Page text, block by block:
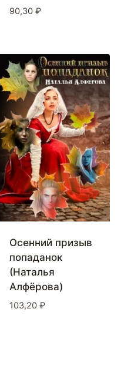
90,30 ₽
Осенний призыв
попаданок
(Наталья
Алфёрова)
103,20 ₽